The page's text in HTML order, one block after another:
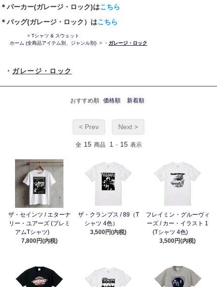
＊パーカー(ガレージ・ロック)はこちら
＊バッグ(ガレージ・ロック）はこちら
ホーム
> Tシャツ & スウェット
(全商品アイテム別、ジャンル別) > ・ ガレージ・ロック
・ ガレージ・ロック
おすすめ順 価格順 新着順
< Prev Next >
全 15 商品 1 - 15 表示
ザ・セインツ / エターナ
リー・ユアーズ (プレミ
アムTシャツ)
7,800円(内税)
ザ・クランプス / 89（T
シャツ 4色）
3,500円(内税)
フレイミン・グルーヴィ
ーズ / カー・イラスト 1
(Tシャツ 4色)
3,500円(内税)